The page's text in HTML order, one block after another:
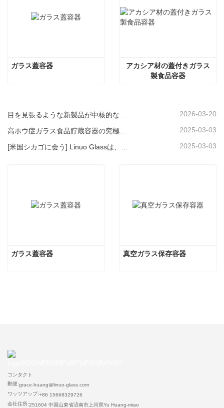
ガラス蓋容器
アカシア材の蓋付きガラス
製食品容器
2026-03-20
2025-03-03
[米国シカゴに会う] Linuo Glassは、シカゴにインスパイアされたホームショーを集めることをお勧めします！ 2025-03-03
ガラス蓋容器 真空ガラス保存容器
コンタクト
郵便:grace-huang@linuo-glass.com
ワッツアップ:+86 15668329726
会社住所:251604 中国山東省済南市上河県Yu Huang-miao